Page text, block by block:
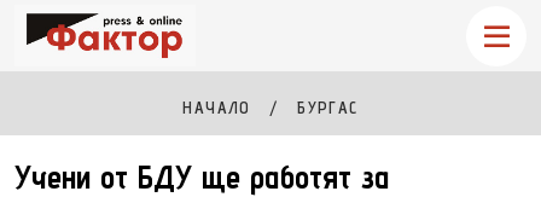
НАЧАЛО БУРГАС
Учени от БДУ ще работят за